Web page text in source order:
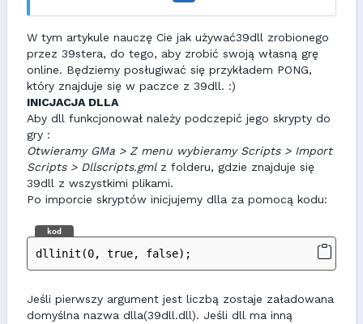
W tym artykule nauczę Cie jak używać39dll zrobionego
przez 39stera, do tego, aby zrobić swoją własną grę
online. Będziemy posługiwać się przykładem PONG,
który znajduje się w paczce z 39dll. :)
INICJACJA DLLA
Aby dll funkcjonował należy podczepić jego skrypty do
gry :
Otwieramy GMa > Z menu wybieramy Scripts > Import
Scripts > Dllscripts.gmlz folderu, gdzie znajduje się
39dll z wszystkimi plikami.
Po imporcie skryptów inicjujemy dlla za pomocą kodu:
kod
dllinit(0, true, false);
Jeśli pierwszy argument jest liczbą zostaje załadowana
domyślna nazwa dlla(39dll.dll). Jeśli dll ma inną